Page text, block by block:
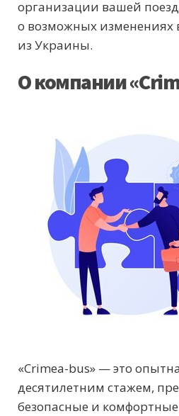
организации вашей
о возможных изменениях
из Украины.
О компании
«Crimea-bus» — это
десятилетним стажем,
безопасные и